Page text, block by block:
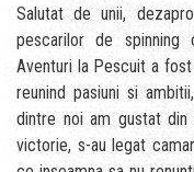
Salutat de unii,
pescarilor de spinning
Aventuri la Pescuit a
reunind pasiuni si
dintre noi am gustat din
victorie, s-au legat